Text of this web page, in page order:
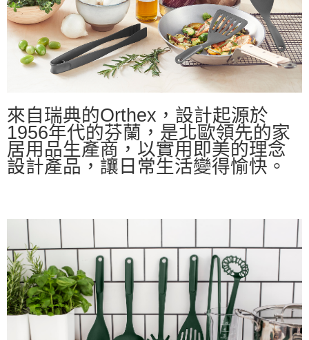
來自瑞典的Orthex ，設計起源於
1956年代的芬蘭 ， 是北歐領先的家
居用品生產商，以實用即美的理念
設計產品，讓日常生活變得愉快。